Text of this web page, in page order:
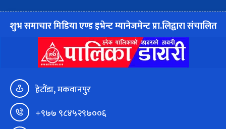
शुभ समाचार मिडिया एण्ड इभेन्ट म्यानेजमेन्ट प्रा.लिद्वारा संचालित
हेटौंडा, मकवानपुर
+९७७ ९८४५२९७००६